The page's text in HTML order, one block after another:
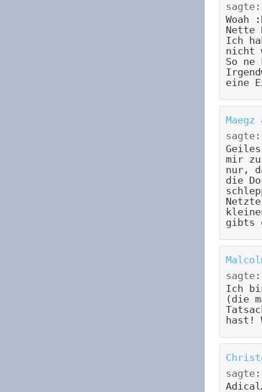
sagte:
Woah
Nette
Ich
nicht
So
eine
Maegz
sagte:
mir
nur,
die
gibts
sagte:
Ich
(die
hast!
sagte: